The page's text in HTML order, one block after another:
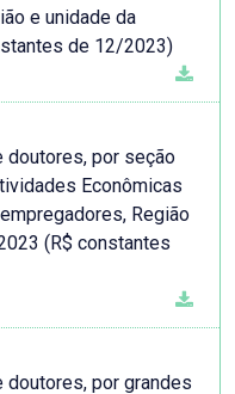
e unidade da
de 12/2023)
doutores, por seção
Econômicas
Região
(R$ constantes
doutores, por grandes